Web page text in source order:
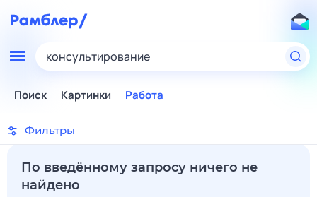
консультирование
Поиск Картинки Работа
Фильтры
По введённому запросу ничего не
найдено